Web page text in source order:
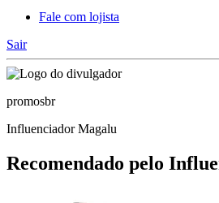
Fale com lojista
Sair
promosbr
Influenciador Magalu
Recomendado pelo